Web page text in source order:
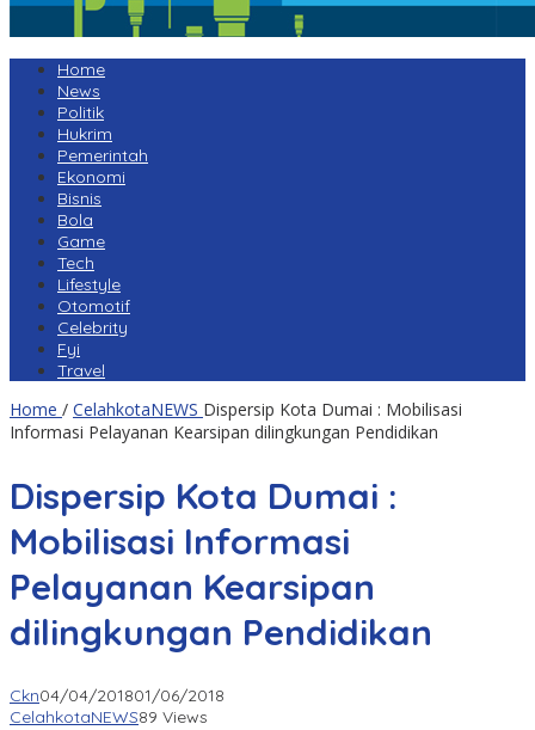
Home
News
Politik
Hukrim
Pemerintah
Ekonomi
Bisnis
Bola
Game
Tech
Lifestyle
Otomotif
Celebrity
Fyi
Travel
Home / CelahkotaNEWS Dispersip Kota Dumai : Mobilisasi
Informasi Pelayanan Kearsipan dilingkungan Pendidikan
Dispersip Kota Dumai :
Mobilisasi Informasi
Pelayanan Kearsipan
dilingkungan Pendidikan
Ckn04/04/201801/06/2018
CelahkotaNEWS89 Views